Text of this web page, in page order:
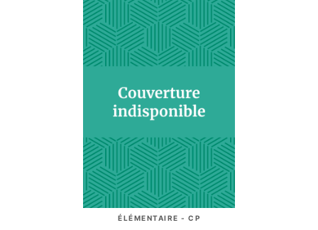
ÉLÉMENTAIRE - CP